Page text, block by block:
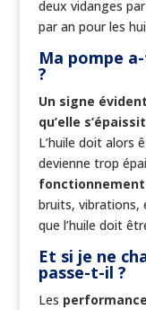
deux vidanges
par an pour les
Ma pompe
?
Un signe
qu’elle
L’huile doit alors
devienne trop
bruits, vibrations,
que l’huile doit
Et si je ne
passe-t-il ?
Les